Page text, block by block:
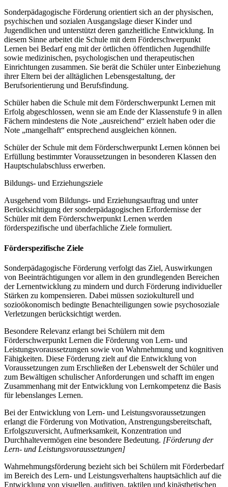
Sonderpädagogische Förderung orientiert sich an der physischen,
psychischen und sozialen Ausgangslage dieser Kinder und
Jugendlichen und unterstützt deren ganzheitliche Entwicklung. In
diesem Sinne arbeitet die Schule mit dem Förderschwerpunkt
Lernen bei Bedarf eng mit der örtlichen öffentlichen Jugendhilfe
sowie medizinischen, psychologischen und therapeutischen
Einrichtungen zusammen. Sie berät die Schüler unter Einbeziehung
ihrer Eltern bei der alltäglichen Lebensgestaltung, der
Berufsorientierung und Berufsfindung.
Schüler haben die Schule mit dem Förderschwerpunkt Lernen mit
Erfolg abgeschlossen, wenn sie am Ende der Klassenstufe 9 in allen
Fächern mindestens die Note „ausreichend“ erzielt haben oder die
Note „mangelhaft“ entsprechend ausgleichen können.
Schüler der Schule mit dem Förderschwerpunkt Lernen können bei
Erfüllung bestimmter Voraussetzungen in besonderen Klassen den
Hauptschulabschluss erwerben.
Bildungs- und Erziehungsziele
Ausgehend vom Bildungs- und Erziehungsauftrag und unter
Berücksichtigung der sonderpädagogischen Erfordernisse der
Schüler mit dem Förderschwerpunkt Lernen werden
förderspezifische und überfachliche Ziele formuliert.
Förderspezifische Ziele
Sonderpädagogische Förderung verfolgt das Ziel, Auswirkungen
von Beeinträchtigungen vor allem in den grundlegenden Bereichen
der Lernentwicklung zu mindern und durch Förderung individueller
Stärken zu kompensieren. Dabei müssen soziokulturell und
sozioökonomisch bedingte Benachteiligungen sowie psychosoziale
Verletzungen berücksichtigt werden.
Besondere Relevanz erlangt bei Schülern mit dem
Förderschwerpunkt Lernen die Förderung von Lern- und
Leistungsvoraussetzungen sowie von Wahrnehmung und kognitiven
Fähigkeiten. Diese Förderung zielt auf die Entwicklung von
Voraussetzungen zum Erschließen der Lebenswelt der Schüler und
zum Bewältigen schulischer Anforderungen und schafft im engen
Zusammenhang mit der Entwicklung von Lernkompetenz die Basis
für lebenslanges Lernen.
Bei der Entwicklung von Lern- und Leistungsvoraussetzungen
erlangt die Förderung von Motivation, Anstrengungsbereitschaft,
Erfolgszuversicht, Aufmerksamkeit, Konzentration und
Durchhaltevermögen eine besondere Bedeutung. [Förderung der
Lern- und Leistungsvoraussetzungen]
Wahrnehmungsförderung bezieht sich bei Schülern mit Förderbedarf
im Bereich des Lern- und Leistungsverhaltens hauptsächlich auf die
Entwicklung von visuellen, auditiven, taktilen und kinästhetischen